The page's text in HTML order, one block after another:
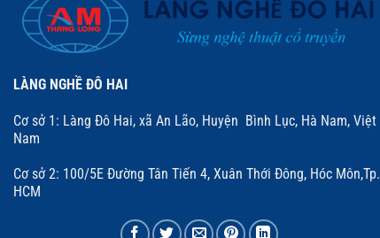
LÀNG NGHỀ ĐÔ HAI
Cơ sở 1: Làng Đô Hai, xã An Lão, Huyện Bình Lục, Hà Nam, Việt
Nam
Cơ sở 2: 100/5E Đường Tân Tiến 4, Xuân Thới Đông, Hóc Môn,Tp.
HCM